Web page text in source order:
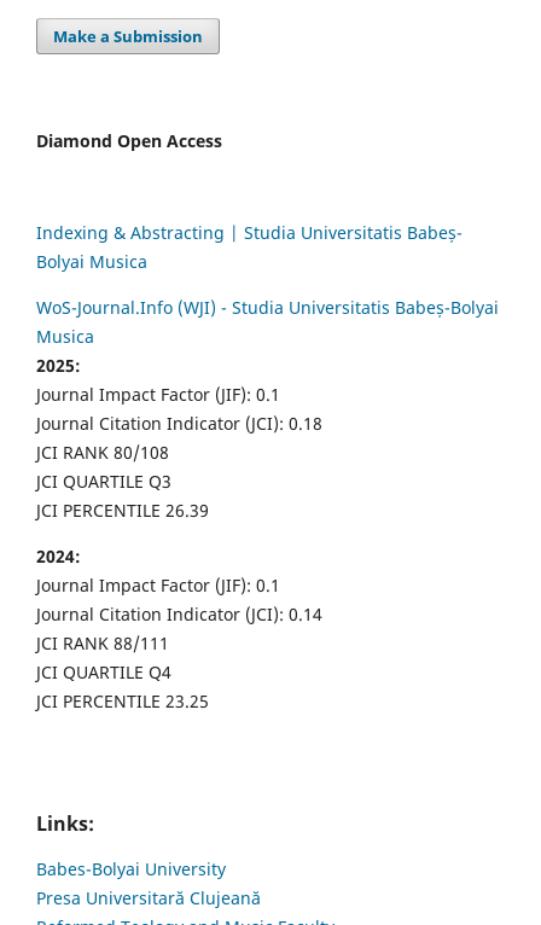
Make a Submission
Diamond Open Access
Indexing & Abstracting | Studia Universitatis Babeș-
Bolyai Musica
WoS-Journal.Info (WJI) - Studia Universitatis Babeș-Bolyai
Musica
2025:
Journal Impact Factor (JIF): 0.1
Journal Citation Indicator (JCI): 0.18
JCI RANK 80/108
JCI QUARTILE Q3
JCI PERCENTILE 26.39
2024:
Journal Impact Factor (JIF): 0.1
Journal Citation Indicator (JCI): 0.14
JCI RANK 88/111
JCI QUARTILE Q4
JCI PERCENTILE 23.25
Links:
Babes-Bolyai University
Presa Universitară Clujeană